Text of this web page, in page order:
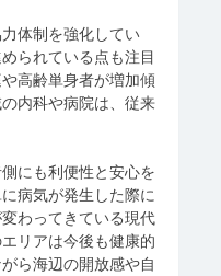
体制を強化してい
られている点も注目
高齢単身者が増加傾
内科や病院は、従来
にも利便性と安心を
病気が発生した際に
わってきている現代
リアは今後も健康的
ら海辺の開放感や自